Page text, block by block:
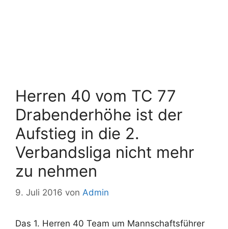
Herren 40 vom TC 77
Drabenderhöhe ist der
Aufstieg in die 2.
Verbandsliga nicht mehr
zu nehmen
9. Juli 2016 von Admin
Das 1. Herren 40 Team um Mannschaftsführer